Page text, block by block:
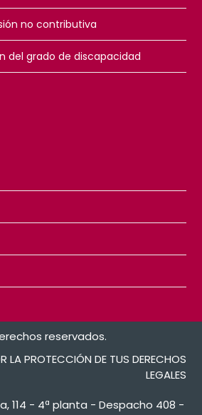
no contributiva
del grado de discapacidad
reservados.
LA PROTECCIÓN DE TUS DERECHOS
LEGALES
114 - 4ª planta - Despacho 408 -